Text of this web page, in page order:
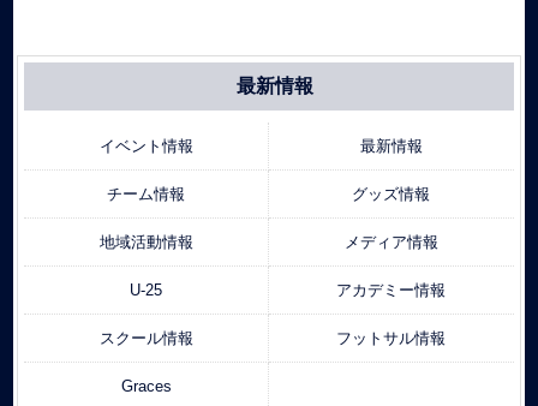
最新情報
イベント情報 最新情報
チーム情報 グッズ情報
地域活動情報 メディア情報
U-25 アカデミー情報
スクール情報 フットサル情報
Graces